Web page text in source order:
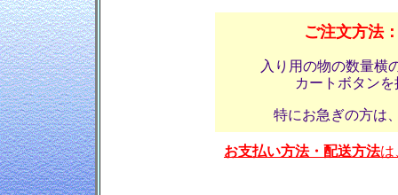
ご注文方法
入り用の物の数量横
カートボタン
特にお急ぎの方は
お支払い方法・配送方法は